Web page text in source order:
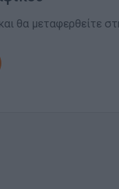
θα μεταφερθείτε